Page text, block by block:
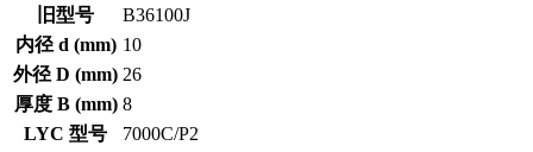
旧型号
B36100J
内径 d (mm) 10
外径 D (mm) 26
厚度 B (mm) 8
LYC 型号
7000C/P2